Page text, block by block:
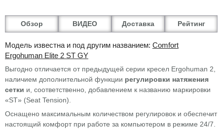
Обзор ВИДЕО Доставка Рейтинг
Модель известна и под другим названием: Comfort
Ergohuman Elite 2 ST GY
Выгодно отличается от предыдущей серии кресел Ergohuman 2,
наличием дополнительной функции регулировки натяжения
сетки и, соответственно, добавлением к названию маркировки
«ST» (Seat Tension).
Оснащено максимальным количеством регулировок и обеспечит
настоящий комфорт при работе за компьютером в режиме 24/7.